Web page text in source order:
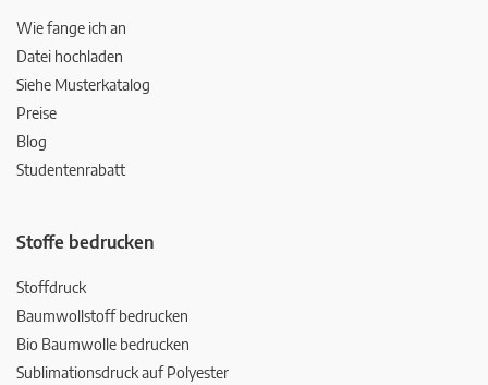
Wie fange ich an
Datei hochladen
Siehe Musterkatalog
Preise
Blog
Studentenrabatt
Stoffe bedrucken
Stoffdruck
Baumwollstoff bedrucken
Bio Baumwolle bedrucken
Sublimationsdruck auf Polyester